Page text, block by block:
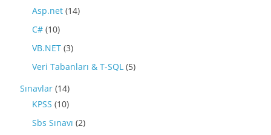
Asp.net (14)
C# (10)
VB.NET (3)
Veri Tabanları & T-SQL (5)
Sınavlar (14)
KPSS (10)
Sbs Sınavı (2)